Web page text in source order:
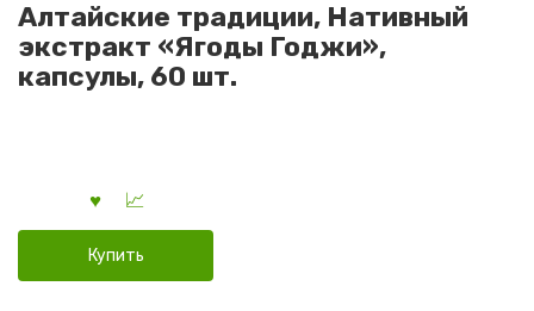
Алтайские традиции, Нативный
экстракт «Ягоды Годжи»,
капсулы, 60 шт.
Купить